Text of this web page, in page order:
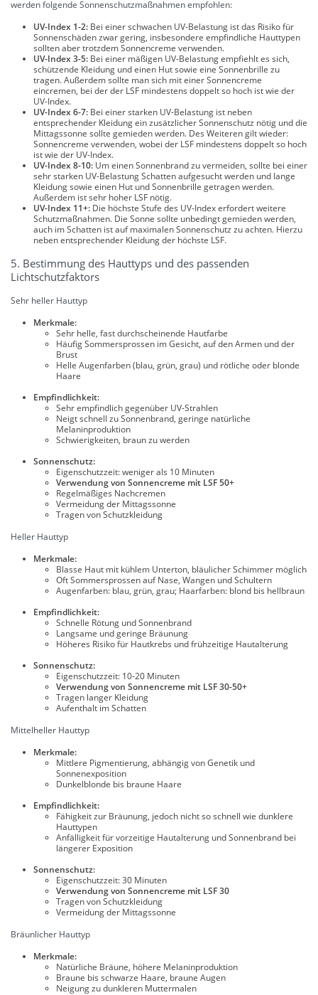
werden folgende Sonnenschutzmaßnahmen empfohlen:
UV-Index 1-2: Bei einer schwachen UV-Belastung ist das Risiko für
Sonnenschäden zwar gering, insbesondere empfindliche Hauttypen
sollten aber trotzdem Sonnencreme verwenden.
UV-Index 3-5: Bei einer mäßigen UV-Belastung empfiehlt es sich,
schützende Kleidung und einen Hut sowie eine Sonnenbrille zu
tragen. Außerdem sollte man sich mit einer Sonnencreme
eincremen, bei der der LSF mindestens doppelt so hoch ist wie der
UV-Index.
UV-Index 6-7: Bei einer starken UV-Belastung ist neben
entsprechender Kleidung ein zusätzlicher Sonnenschutz nötig und die
Mittagssonne sollte gemieden werden. Des Weiteren gilt wieder:
Sonnencreme verwenden, wobei der LSF mindestens doppelt so hoch
ist wie der UV-Index.
UV-Index 8-10: Um einen Sonnenbrand zu vermeiden, sollte bei einer
sehr starken UV-Belastung Schatten aufgesucht werden und lange
Kleidung sowie einen Hut und Sonnenbrille getragen werden.
Außerdem ist sehr hoher LSF nötig.
UV-Index 11+: Die höchste Stufe des UV-Index erfordert weitere
Schutzmaßnahmen. Die Sonne sollte unbedingt gemieden werden,
auch im Schatten ist auf maximalen Sonnenschutz zu achten. Hierzu
neben entsprechender Kleidung der höchste LSF.
5. Bestimmung des Hauttyps und des passenden
Lichtschutzfaktors
Sehr heller Hauttyp
Merkmale:
Sehr helle, fast durchscheinende Hautfarbe
Häufig Sommersprossen im Gesicht, auf den Armen und der
Brust
Helle Augenfarben (blau, grün, grau) und rötliche oder blonde
Haare
Empfindlichkeit:
Sehr empfindlich gegenüber UV-Strahlen
Neigt schnell zu Sonnenbrand, geringe natürliche
Melaninproduktion
Schwierigkeiten, braun zu werden
Sonnenschutz:
Eigenschutzzeit: weniger als 10 Minuten
Verwendung von Sonnencreme mit LSF 50+
Regelmäßiges Nachcremen
Vermeidung der Mittagssonne
Tragen von Schutzkleidung
Heller Hauttyp
Merkmale:
Blasse Haut mit kühlem Unterton, bläulicher Schimmer möglich
Oft Sommersprossen auf Nase, Wangen und Schultern
Augenfarben: blau, grün, grau; Haarfarben: blond bis hellbraun
Empfindlichkeit:
Schnelle Rötung und Sonnenbrand
Langsame und geringe Bräunung
Höheres Risiko für Hautkrebs und frühzeitige Hautalterung
Sonnenschutz:
Eigenschutzzeit: 10-20 Minuten
Verwendung von Sonnencreme mit LSF 30-50+
Tragen langer Kleidung
Aufenthalt im Schatten
Mittelheller Hauttyp
Merkmale:
Mittlere Pigmentierung, abhängig von Genetik und
Sonnenexposition
Dunkelblonde bis braune Haare
Empfindlichkeit:
Fähigkeit zur Bräunung, jedoch nicht so schnell wie dunklere
Hauttypen
Anfälligkeit für vorzeitige Hautalterung und Sonnenbrand bei
längerer Exposition
Sonnenschutz:
Eigenschutzzeit: 30 Minuten
Verwendung von Sonnencreme mit LSF 30
Tragen von Schutzkleidung
Vermeidung der Mittagssonne
Bräunlicher Hauttyp
Merkmale:
Natürliche Bräune, höhere Melaninproduktion
Braune bis schwarze Haare, braune Augen
Neigung zu dunkleren Muttermalen